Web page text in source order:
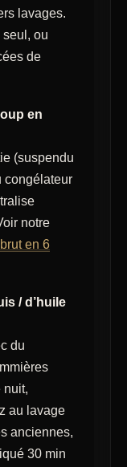
lavages.
seul, ou
de
en
(suspendu
congélateur
notre
en 6
/ d’huile
du
nuit,
au lavage
anciennes,
30 min